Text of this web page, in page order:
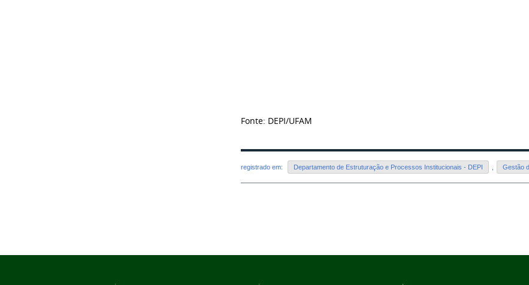
Fonte: DEPI/UFAM
registrado em: Departamento de Estruturação e Processos Institucionais - DEPI Gestão